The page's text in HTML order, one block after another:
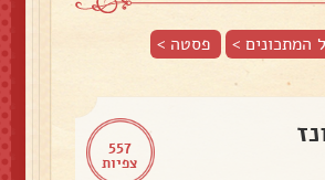
המתכונים > פסטה >
557
צפיות